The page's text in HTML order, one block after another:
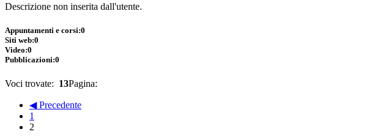
Descrizione non inserita dall'utente.
Appuntamenti e corsi:0
Siti web:0
Video:0
Pubblicazioni:0
Voci trovate: 13Pagina:
◀ Precedente
1
2